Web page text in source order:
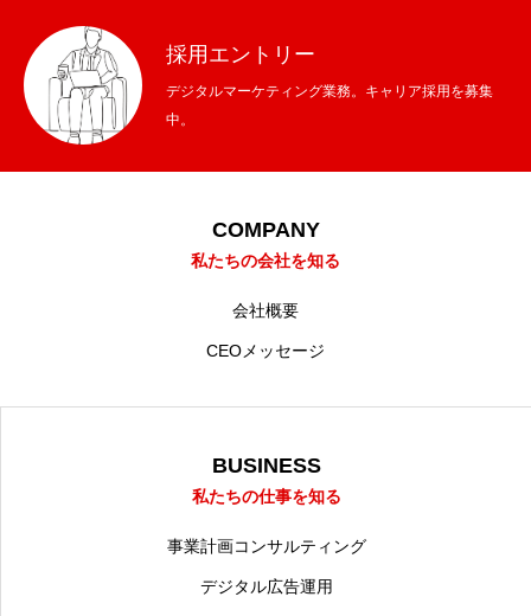
会社TOP 採用TOP
採用エントリー
デジタルマーケティング業務。キャリア採用を募集
中。
COMPANY
私たちの会社を知る
会社概要
CEOメッセージ
BUSINESS
私たちの仕事を知る
事業計画コンサルティング
デジタル広告運用